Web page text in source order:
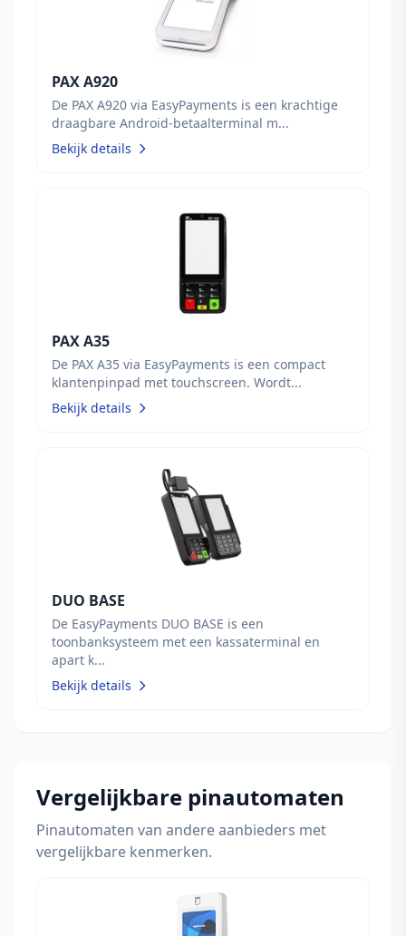
PAX A920
De PAX A920 via EasyPayments is een krachtige
draagbare Android-betaalterminal m...
Bekijk details
PAX A35
De PAX A35 via EasyPayments is een compact
klantenpinpad met touchscreen. Wordt...
Bekijk details
DUO BASE
De EasyPayments DUO BASE is een
toonbanksysteem met een kassaterminal en
apart k...
Bekijk details
Vergelijkbare pinautomaten
Pinautomaten van andere aanbieders met
vergelijkbare kenmerken.